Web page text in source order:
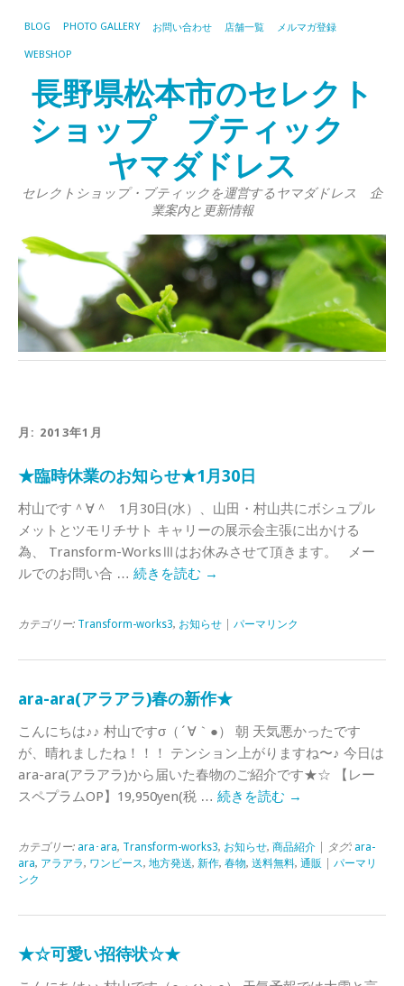
BLOG PHOTO GALLERY お問い合わせ 店舗一覧 メルマガ登録
WEBSHOP
長野県松本市のセレクト
ショップ ブティック
ヤマダドレス
セレクトショップ・ブティックを運営するヤマダドレス 企
業案内と更新情報
月: 2013年1月
★臨時休業のお知らせ★1月30日
村山です＾∀＾ 1月30日(水）、山田・村山共にボシュプル
メットとツモリチサト キャリーの展示会主張に出かける
為、 Transform-WorksⅢはお休みさせて頂きます。 メー
ルでのお問い合 … 続きを読む →
カテゴリー: Transform-works3, お知らせ パーマリンク
ara-ara(アラアラ)春の新作★
こんにちは♪♪ 村山ですσ（´∀｀●） 朝 天気悪かったです
が、晴れましたね！！！ テンション上がりますね〜♪ 今日は
ara-ara(アラアラ)から届いた春物のご紹介です★☆ 【レー
スペプラムOP】19,950yen(税 … 続きを読む →
カテゴリー: ara･ara, Transform-works3, お知らせ, 商品紹介 | タグ: ara-
ara, アラアラ, ワンピース, 地方発送, 新作, 春物, 送料無料, 通販
パーマリ
ンク
★☆可愛い招待状☆★